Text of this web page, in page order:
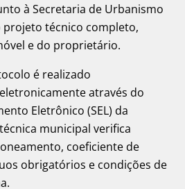
à Secretaria de Urbanismo
projeto técnico completo,
e do proprietário.
é realizado
através do
Eletrônico (SEL) da
municipal verifica
coeficiente de
obrigatórios e condições de